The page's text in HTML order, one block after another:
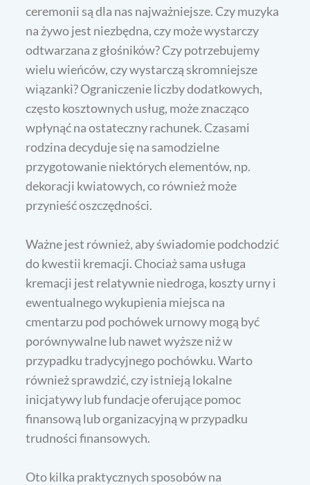
ceremonii są dla nas najważniejsze. Czy muzyka
na żywo jest niezbędna, czy może wystarczy
odtwarzana z głośników? Czy potrzebujemy
wielu wieńców, czy wystarczą skromniejsze
wiązanki? Ograniczenie liczby dodatkowych,
często kosztownych usług, może znacząco
wpłynąć na ostateczny rachunek. Czasami
rodzina decyduje się na samodzielne
przygotowanie niektórych elementów, np.
dekoracji kwiatowych, co również może
przynieść oszczędności.
Ważne jest również, aby świadomie podchodzić
do kwestii kremacji. Chociaż sama usługa
kremacji jest relatywnie niedroga, koszty urny i
ewentualnego wykupienia miejsca na
cmentarzu pod pochówek urnowy mogą być
porównywalne lub nawet wyższe niż w
przypadku tradycyjnego pochówku. Warto
również sprawdzić, czy istnieją lokalne
inicjatywy lub fundacje oferujące pomoc
finansową lub organizacyjną w przypadku
trudności finansowych.
Oto kilka praktycznych sposobów na